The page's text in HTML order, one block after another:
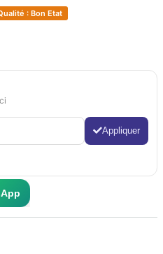
: Bon Etat
Appliquer